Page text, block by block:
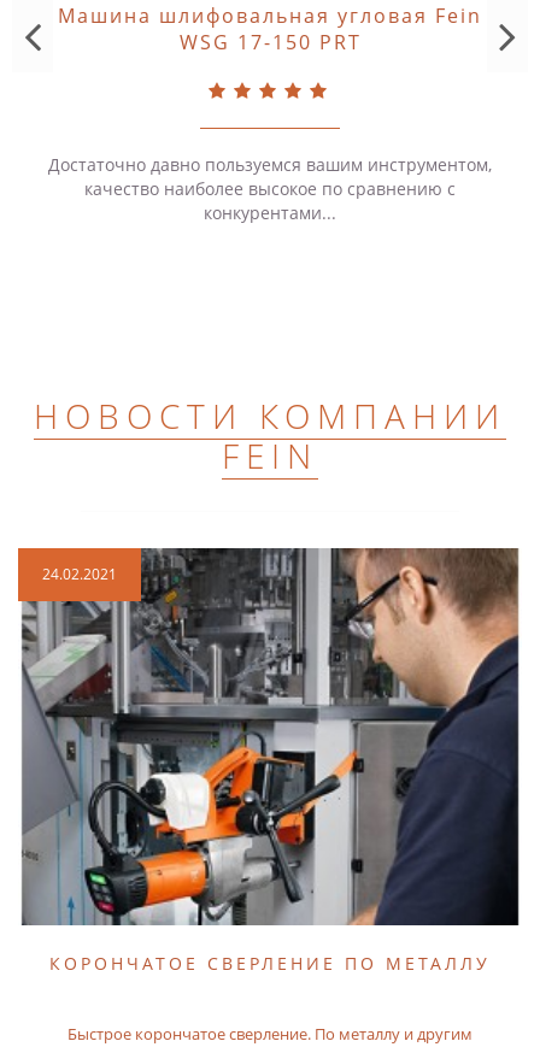
Машина шлифовальная угловая Fein
WSG 17-150 PRT
Достаточно давно пользуемся вашим инструментом,
качество наиболее высокое по сравнению с
конкурентами...
НОВОСТИ КОМПАНИИ
FEIN
24.02.2021
КОРОНЧАТОЕ СВЕРЛЕНИЕ ПО МЕТАЛЛУ
Быстрое корончатое сверление. По металлу и другим